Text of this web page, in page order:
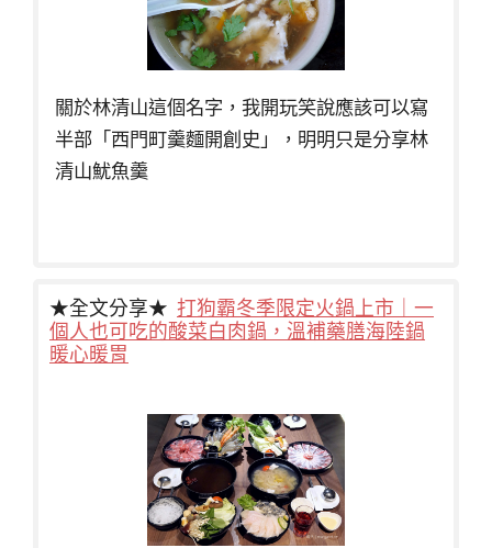
關於林清山這個名字，我開玩笑說應該可以寫
半部「西門町羹麵開創史」，明明只是分享林
清山魷魚羹
★全文分享★ 打狗霸冬季限定火鍋上市｜一
個人也可吃的酸菜白肉鍋，溫補藥膳海陸鍋
暖心暖胃